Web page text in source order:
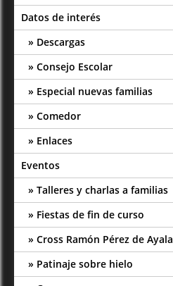
Datos de interés
Descargas
Consejo Escolar
Especial nuevas familias
Comedor
Enlaces
Eventos
Talleres y charlas a familias
Fiestas de fin de curso
Cross Ramón Pérez de Ayala
Patinaje sobre hielo